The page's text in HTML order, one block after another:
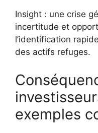
Insight : une crise
incertitude et
l’identification
des actifs refuges.
exemples